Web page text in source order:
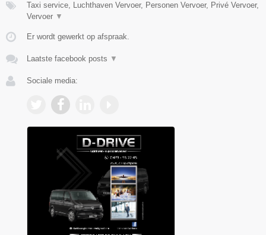
Taxi service, Luchthaven Vervoer, Personen Vervoer, Privé Vervoer,
Vervoer ▼
Er wordt gewerkt op afspraak.
Laatste facebook posts ▼
Sociale media: